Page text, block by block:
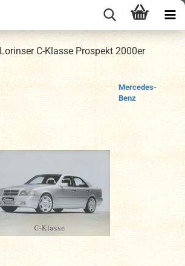
C-Klasse Prospekt 2000er
Mercedes-
Benz